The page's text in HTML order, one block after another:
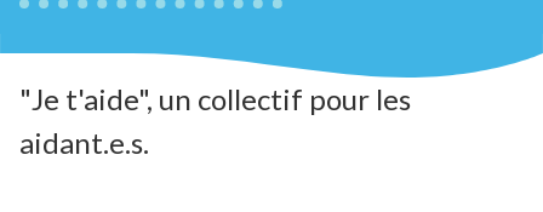
"Je t'aide", un collectif pour les
aidant.e.s.